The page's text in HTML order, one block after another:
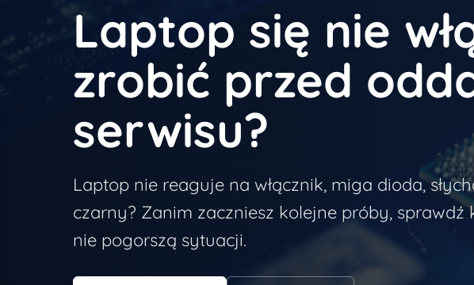
Laptop się nie
zrobić przed
serwisu?
Laptop nie reaguje na włącznik, miga dioda,
czarny? Zanim zaczniesz kolejne próby,
nie pogorszą sytuacji.